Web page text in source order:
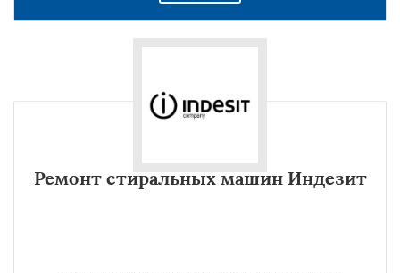
Ремонт стиральных машин Индезит